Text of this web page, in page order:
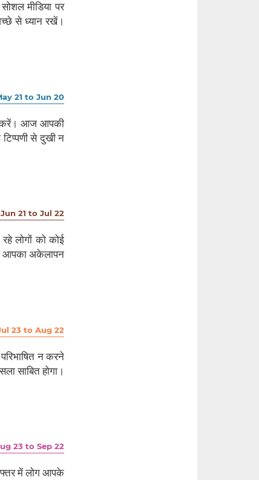
मीडिया पर
से ध्यान रखें।
21 to Jun 20
करें। आज आपकी
टिप्पणी से दुखी न
Jun 21 to Jul 22
लोगों को कोई
आपका अकेलापन
23 to Aug 22
न करने
साबित होगा।
23 to Sep 22
में लोग आपके